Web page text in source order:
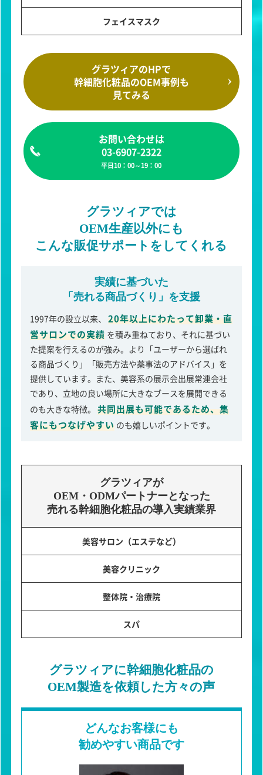
フェイスマスク
グラツィアのHPで
幹細胞化粧品のOEM事例も
見てみる
お問い合わせは
03-6907-2322
平日10：00～19：00
グラツィアでは
OEM生産以外にも
こんな販促サポートをしてくれる
実績に基づいた
「売れる商品づくり」を支援
1997年の設立以来、
20年以上にわたって卸業・直
営サロンでの実績 を積み重ねており、それに基づい
た提案を行えるのが強み。より「ユーザーから選ばれ
る商品づくり」「販売方法や薬事法のアドバイス」を
提供しています。また、美容系の展示会出展常連会社
であり、立地の良い場所に大きなブースを展開できる
のも大きな特徴。 共同出展も可能であるため、集
客にもつなげやすい のも嬉しいポイントです。
グラツィアが
OEM・ODMパートナーとなった
売れる幹細胞化粧品の導入実績業界
美容サロン（エステなど）
美容クリニック
整体院・治療院
スパ
グラツィアに幹細胞化粧品の
OEM製造を依頼した方々の声
どんなお客様にも
勧めやすい商品です